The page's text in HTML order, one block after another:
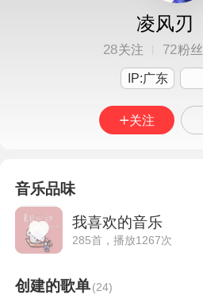
凌风刃
28关注 72粉丝
IP:广东
关注
音乐品味
我喜欢的音乐
285首，播放1267次
创建的歌单(24)